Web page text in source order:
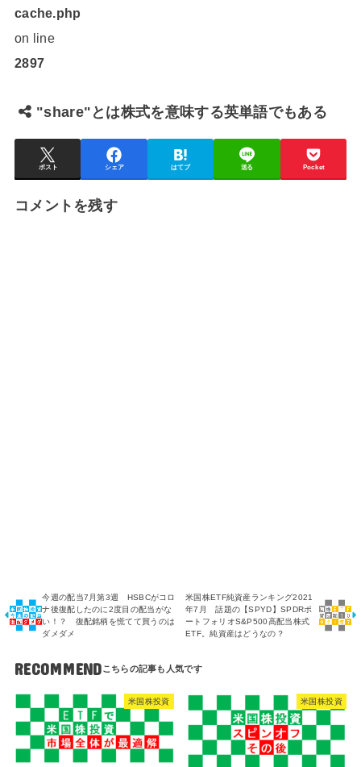
cache.php
on line
2897
"share"とは株式を意味する英単語でもある
ポスト シェア はてブ 送る Pocket
コメントを残す
今週の配当7月第3週 HSBCがコロ
ナ後復配したのに2度目の配当がな
い！？ 復配銘柄を慌てて買うのは
ダメダメ
米国株ETF純資産ランキング2021
年7月 話題の【SPYD】SPDRポ
ートフォリオS&P500高配当株式
ETF。純資産はどうなの？
RECOMMEND
米国株投資 米国株投資